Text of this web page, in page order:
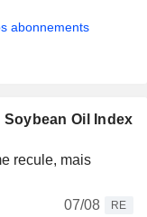
abonnements
Oil Index
recule, mais
07/08
RE